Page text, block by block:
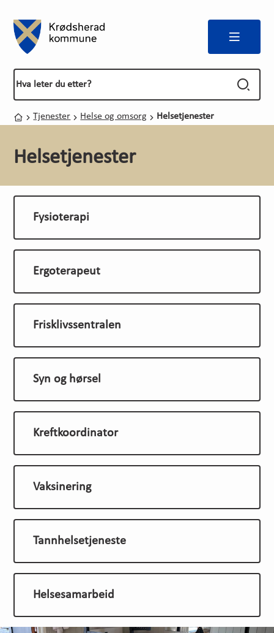
Meny
Du er her:
Hjem
Tjenester Helse og omsorg Helsetjenester
Helsetjenester
Fysioterapi
Ergoterapeut
Frisklivssentralen
Syn og hørsel
Kreftkoordinator
Vaksinering
Tannhelsetjeneste
Helsesamarbeid